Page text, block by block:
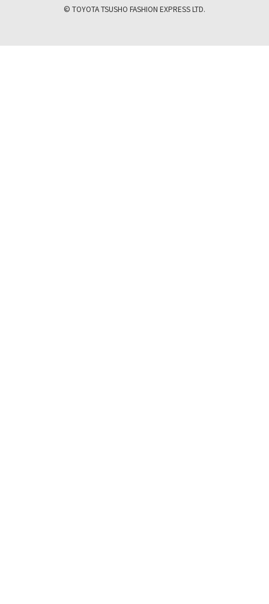
© TOYOTA TSUSHO FASHION EXPRESS LTD.